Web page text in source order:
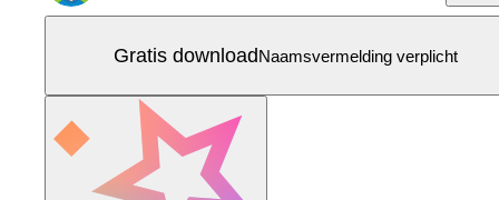
Gratis downloadNaamsvermelding verplicht